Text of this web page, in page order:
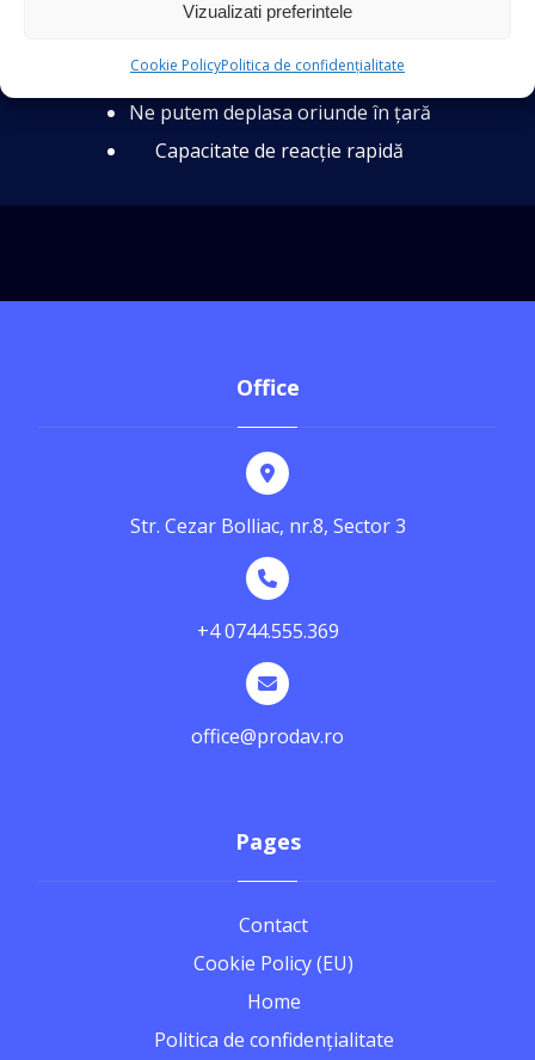
Vizualizati preferintele
Cookie PolicyPolitica de confidențialitate
Logistică, mobilitate
Disponibilitate 24/24
Ne putem deplasa oriunde în țară
Capacitate de reacție rapidă
Office
Str. Cezar Bolliac, nr.8, Sector 3
+4 0744.555.369
office@prodav.ro
Pages
Contact
Cookie Policy (EU)
Home
Politica de confidențialitate